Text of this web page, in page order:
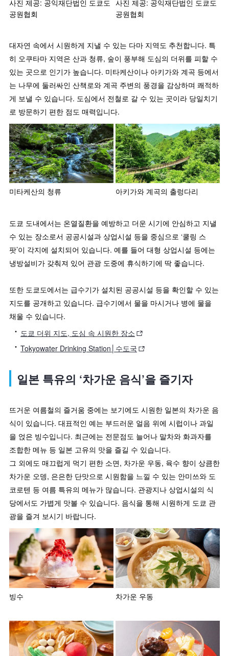
사진 제공: 공익재단법인 도쿄도
공원협회
사진 제공: 공익재단법인 도쿄도
공원협회
대자연 속에서 시원하게 지낼 수 있는 다마 지역도 추천합니다. 특
히 오쿠타마 지역은 산과 청류, 숲이 풍부해 도심의 더위를 피할 수
있는 곳으로 인기가 높습니다. 미타케산이나 아키가와 계곡 등에서
는 나무에 둘러싸인 산책로와 계곡 주변의 풍경을 감상하며 쾌적하
게 보낼 수 있습니다. 도심에서 전철로 갈 수 있는 곳이라 당일치기
로 방문하기 편한 점도 매력입니다.
미타케산의 청류 아키가와 계곡의 출렁다리
도쿄 도내에서는 온열질환을 예방하고 더운 시기에 안심하고 지낼
수 있는 장소로서 공공시설과 상업시설 등을 중심으로 ‘쿨링 스
팟’이 각지에 설치되어 있습니다. 예를 들어 대형 상업시설 등에는
냉방설비가 갖춰져 있어 관광 도중에 휴식하기에 딱 좋습니다.
또한 도쿄도에서는 급수기가 설치된 공공시설 등을 확인할 수 있는
지도를 공개하고 있습니다. 급수기에서 물을 마시거나 병에 물을
채울 수 있습니다.
도쿄 더위 지도, 도심 속 시원한 장소
Tokyowater Drinking Station│수도국
일본 특유의 ‘차가운 음식’을 즐기자
뜨거운 여름철의 즐거움 중에는 보기에도 시원한 일본의 차가운 음
식이 있습니다. 대표적인 예는 부드러운 얼음 위에 시럽이나 과일
을 얹은 빙수입니다. 최근에는 전문점도 늘어나 말차와 화과자를
조합한 메뉴 등 일본 고유의 맛을 즐길 수 있습니다.
그 외에도 매끄럽게 먹기 편한 소면, 차가운 우동, 육수 향이 상큼한
차가운 오뎅, 은은한 단맛으로 시원함을 느낄 수 있는 안미쓰와 도
코로텐 등 여름 특유의 메뉴가 많습니다. 관광지나 상업시설의 식
당에서도 가볍게 맛볼 수 있습니다. 음식을 통해 시원하게 도쿄 관
광을 즐겨 보시기 바랍니다.
빙수 차가운 우동